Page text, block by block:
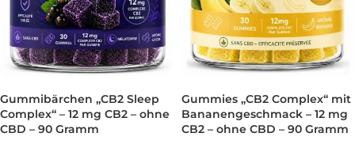
Gummibärchen „CB2 Sleep
Complex“ – 12 mg CB2 – ohne
CBD – 90 Gramm
Gummies „CB2 Complex“ mit
Bananengeschmack – 12 mg
CB2 – ohne CBD – 90 Gramm